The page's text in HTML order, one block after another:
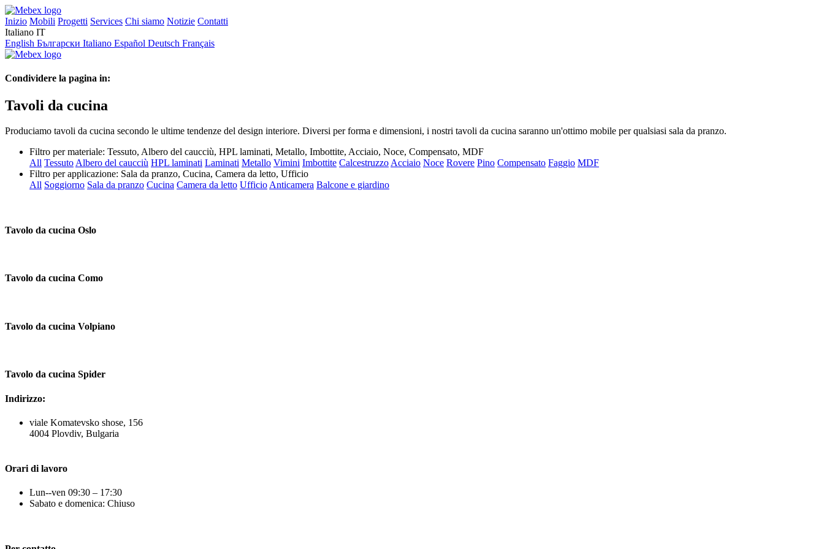
Inizio Mobili Progetti Services Chi siamo Notizie Contatti
Italiano IT
English Български Italiano Español Deutsch Français
Condividere la pagina in:
Tavoli da cucina
Produciamo tavoli da cucina secondo le ultime tendenze del design interiore. Diversi per forma e dimensioni, i nostri tavoli da cucina saranno un'ottimo mobile per qualsiasi sala da pranzo.
Filtro per materiale: Tessuto, Albero del caucciù, HPL laminati, Metallo, Imbottite, Acciaio, Noce, Compensato, MDF
All TessutoAlbero del caucciù HPL laminati Laminati Metallo Vimini Imbottite CalcestruzzoAcciaio Noce Rovere Pino Compensato Faggio MDF
Filtro per applicazione: Sala da pranzo, Cucina, Camera da letto, Ufficio
All Soggiorno Sala da pranzo Cucina Camera da letto UfficioAnticamera Balcone e giardino
Tavolo da cucina Oslo
Tavolo da cucina Como
Tavolo da cucina Volpiano
Tavolo da cucina Spider
Indirizzo:
viale Komatevsko shose, 156
4004 Plovdiv, Bulgaria
Orari di lavoro
Lun--ven 09:30 – 17:30
Sabato e domenica: Chiuso